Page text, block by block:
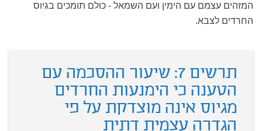
המזהים עצמם עם הימין ועם השמאל - כולם תומכים בגיוס
החרדים לצבא.
תרשים 7: שיעור ההסכמה עם
הטענה כי הימנעות החרדים
מגיוס אינה מוצדקת על פי
הגדרה עצמית דתית